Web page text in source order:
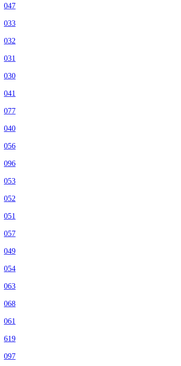
047
033
032
031
030
041
077
040
056
096
053
052
051
057
049
054
063
068
061
619
097